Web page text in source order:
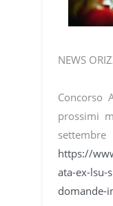
NEWS
Concorso
prossimi
settembre
https://
ata-ex-lsu-
domande-